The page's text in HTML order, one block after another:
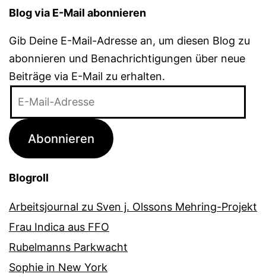
Blog via E-Mail abonnieren
Gib Deine E-Mail-Adresse an, um diesen Blog zu
abonnieren und Benachrichtigungen über neue
Beiträge via E-Mail zu erhalten.
Adresse
Abonnieren
Blogroll
Arbeitsjournal zu Sven j. Olssons Mehring-Projekt
Frau Indica aus FFO
Rubelmanns Parkwacht
Sophie in New York